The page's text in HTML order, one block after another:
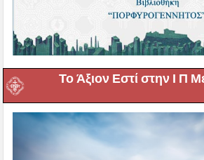
Το Άξιον Εστί στην Ι Π